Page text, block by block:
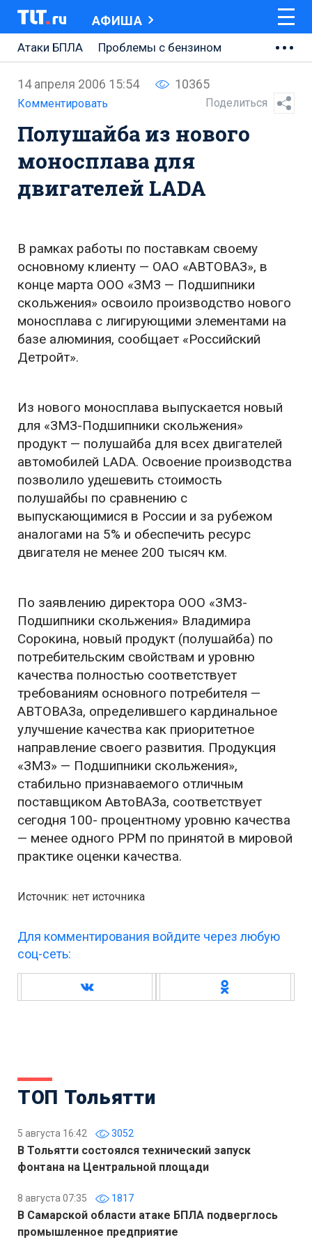
АФИША
Атаки БПЛА
Проблемы с бензином
Ремонт Центральной площади
Ремонт Обводного шоссе
Набережная Тольятти
Неделя Тольятти
14 апреля 2006 15:54 10365
Комментировать Поделиться
Полушайба из нового
моносплава для
двигателей LADA
В рамках работы по поставкам своему
основному клиенту — ОАО «АВТОВАЗ», в
конце марта ООО «ЗМЗ — Подшипники
скольжения» освоило производство нового
моносплава с лигирующими элементами на
базе алюминия, сообщает «Российский
Детройт».
Из нового моносплава выпускается новый
для «ЗМЗ-Подшипники скольжения»
продукт — полушайба для всех двигателей
автомобилей LADA. Освоение производства
позволило удешевить стоимость
полушайбы по сравнению с
выпускающимися в России и за рубежом
аналогами на 5% и обеспечить ресурс
двигателя не менее 200 тысяч км.
По заявлению директора ООО «ЗМЗ-
Подшипники скольжения» Владимира
Сорокина, новый продукт (полушайба) по
потребительским свойствам и уровню
качества полностью соответствует
требованиям основного потребителя —
АВТОВАЗа, определившего кардинальное
улучшение качества как приоритетное
направление своего развития. Продукция
«ЗМЗ» — Подшипники скольжения»,
стабильно признаваемого отличным
поставщиком АвтоВАЗа, соответствует
сегодня 100- процентному уровню качества
— менее одного PPM по принятой в мировой
практике оценки качества.
Источник: нет источника
Для комментирования войдите через любую
соц-сеть:
ТОП Тольятти
5 августа 16:42 3052
В Тольятти состоялся технический запуск
фонтана на Центральной площади
8 августа 07:35 1817
В Самарской области атаке БПЛА подверглось
промышленное предприятие